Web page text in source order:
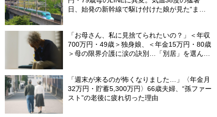
日、始発の新幹線で駆け付けた娘が見た“まさ
「お母さん、私に見捨てられたいの？」＜年収
700万円・49歳＞独身娘、＜年金15万円・80歳
＞母の限界介護に涙の訣別…「別居」を選んだ
「週末が来るのが怖くなりました…」〈年金月
32万円・貯蓄5,300万円〉66歳夫婦、“孫ファー
スト”の老後に疲れ切った理由